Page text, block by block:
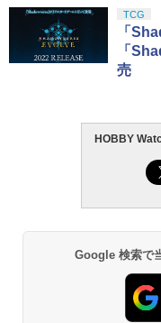
E
1
K
111 TCG
「
「
売
HOBBY
Google 検索で